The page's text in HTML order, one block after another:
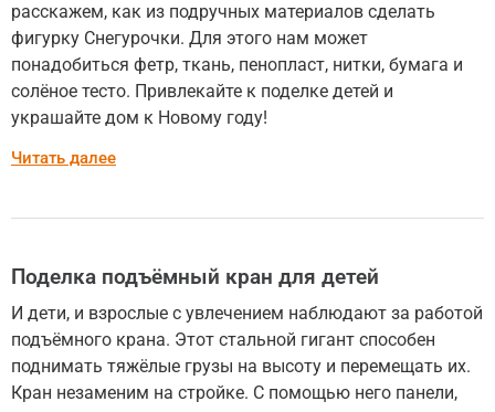
расскажем, как из подручных материалов сделать
фигурку Снегурочки. Для этого нам может
понадобиться фетр, ткань, пенопласт, нитки, бумага и
солёное тесто. Привлекайте к поделке детей и
украшайте дом к Новому году!
Читать далее
Поделка подъёмный кран для детей
И дети, и взрослые с увлечением наблюдают за работой
подъёмного крана. Этот стальной гигант способен
поднимать тяжёлые грузы на высоту и перемещать их.
Кран незаменим на стройке. С помощью него панели,